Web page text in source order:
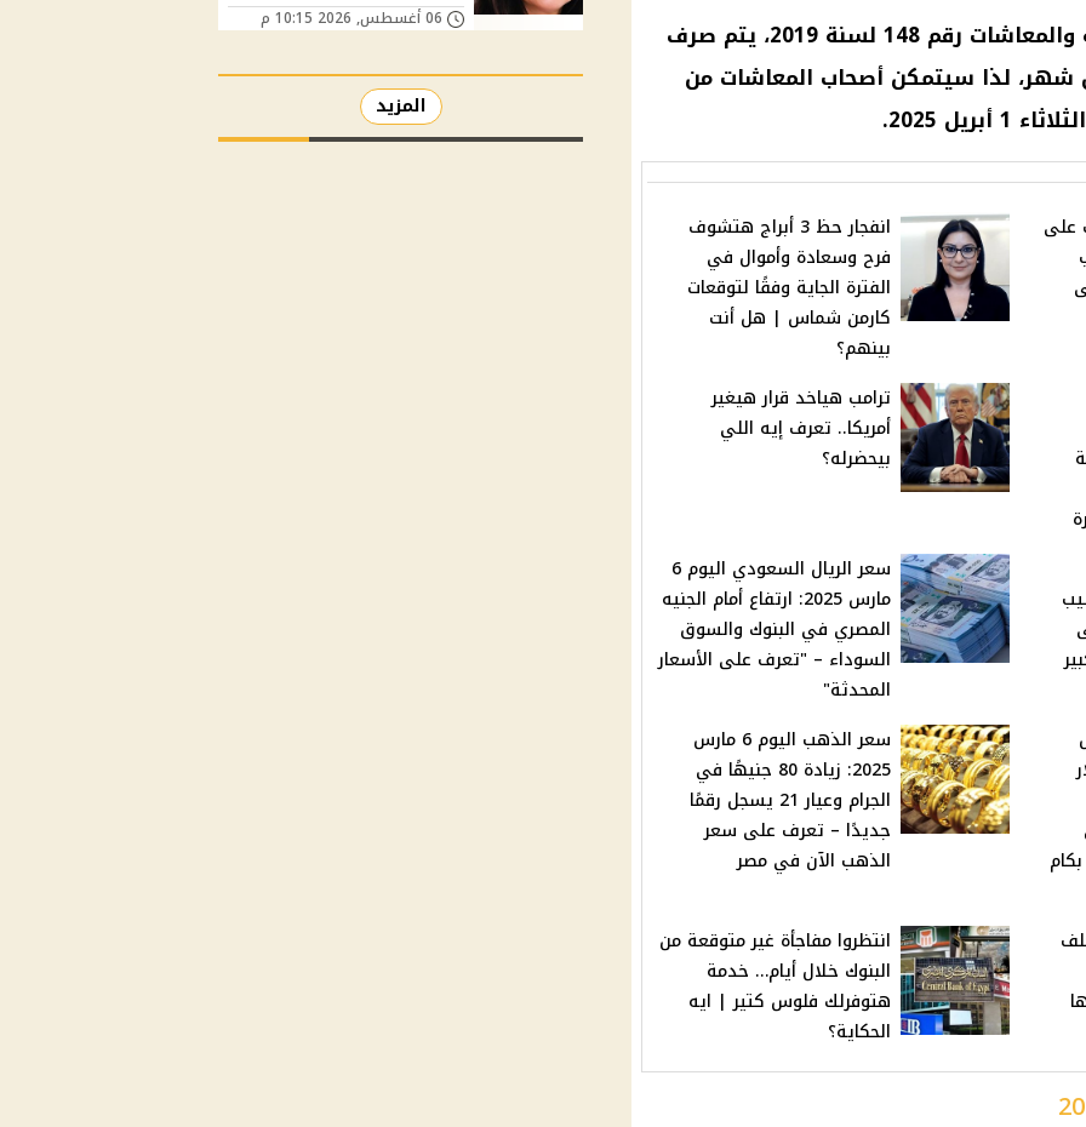
وفقًا لقانون التأمينات الاجتماعية والمعاشات رقم 148 لسنة 2019، يتم صرف
شهر، لذا سيتمكن أصحاب المعاشات من
تعرف على
انفجار حظ 3 أبراج هتشوف
فرح وسعادة وأموال في
الفترة الجاية وفقًا لتوقعات
كارمن شماس | هل أنت
بينهم؟
ترامب هياخد قرار هيغير
أمريكا.. تعرف إيه اللي
بيحضرله؟
سعر الريال السعودي اليوم 6
مارس 2025: ارتفاع أمام الجنيه
المصري في البنوك والسوق
السوداء – "تعرف على الأسعار
المحدثة"
سعر الذهب اليوم 6 مارس
2025: زيادة 80 جنيهًا في
الجرام وعيار 21 يسجل رقمًا
جديدًا – تعرف على سعر
الذهب الآن في مصر
انتظروا مفاجأة غير متوقعة من
البنوك خلال أيام… خدمة
هتوفرلك فلوس كتير | ايه
الحكاية؟
06 أغسطس, 2026 10:15 م
المزيد